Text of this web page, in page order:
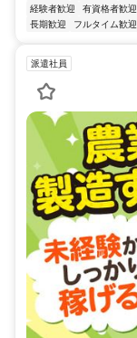
経験者歓迎
有資格者歓迎
長期歓迎
フルタイム歓迎
派遣社員